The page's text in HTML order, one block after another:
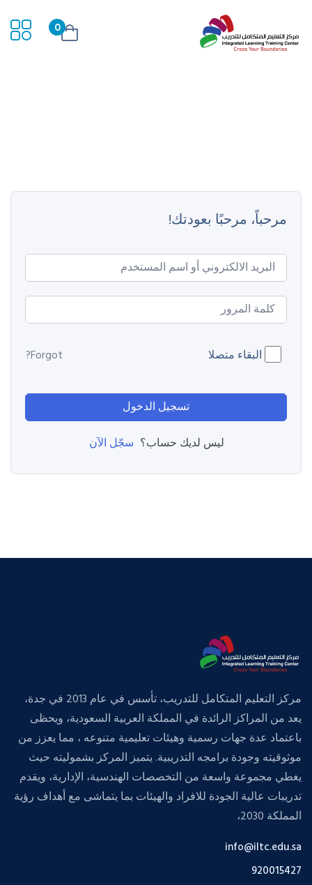
0
مرحباً، مرحبًا بعودتك!
البقاء متصلا Forgot?
تسجيل الدخول
ليس لديك حساب؟ سجّل الآن
مركز التعليم المتكامل للتدريب، تأسس في عام 2013 في جدة،
يعد من المراكز الرائدة في المملكة العربية السعودية، ويحظى
باعتماد عدة جهات رسمية وهيئات تعليمية متنوعه ، مما يعزز من
موثوقيته وجودة برامجه التدريبية. يتميز المركز بشموليته حيث
يغطي مجموعة واسعة من التخصصات الهندسية، الإدارية، ويقدم
تدريبات عالية الجودة للافراد والهيئات بما يتماشى مع أهداف رؤية
المملكة 2030،
info@iltc.edu.sa
920015427